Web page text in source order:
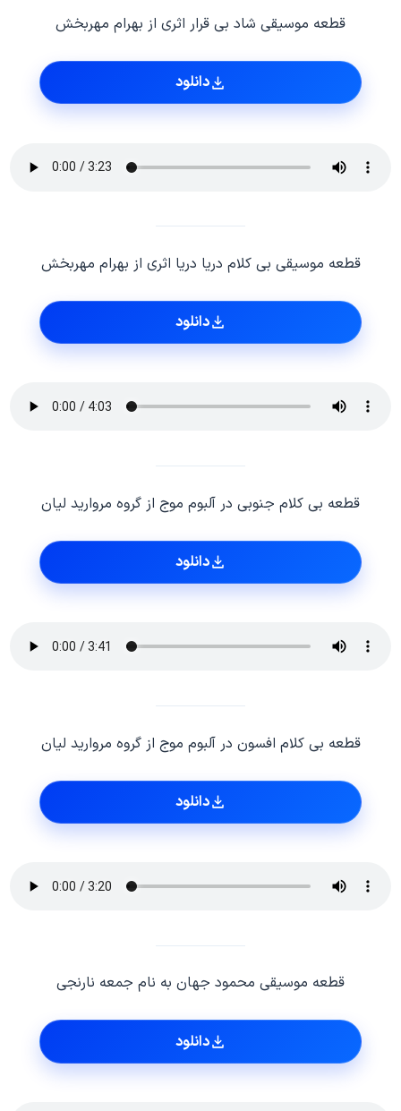
قطعه موسیقی شاد بی قرار اثری از بهرام مهربخش
دانلود
قطعه موسیقی بی کلام دریا دریا اثری از بهرام مهربخش
دانلود
قطعه بی کلام جنوبی در آلبوم موج از گروه مروارید لیان
دانلود
قطعه بی کلام افسون در آلبوم موج از گروه مروارید لیان
دانلود
قطعه موسیقی محمود جهان به نام جمعه نارنجی
دانلود